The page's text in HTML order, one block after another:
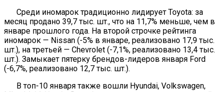
Среди иномарок традиционно лидирует Toyota: за
месяц продано 39,7 тыс. шт., что на 11,7% меньше, чем в
январе прошлого года. На второй строчке рейтинга
иномарок — Nissan (-5% в январе, реализовано 17,9 тыс.
шт.), на третьей — Chevrolet (-7,1%, реализовано 13,4 тыс.
шт.). Замыкает пятерку брендов-лидеров января Ford
(-6,7%, реализовано 12,7 тыс. шт.).
В топ-10 января также вошли Hyundai, Volkswagen,